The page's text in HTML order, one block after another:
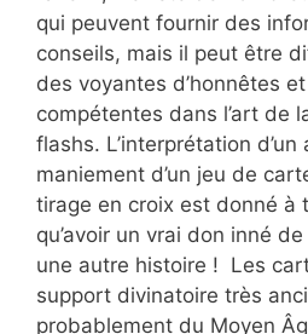
qui peuvent fournir des
conseils, mais il peut être
des voyantes d’honnêtes
compétentes dans l’art de
flashs. L’interprétation
maniement d’un jeu de
tirage en croix est donné à
qu’avoir un vrai don inné
une autre histoire ! Les
support divinatoire très
probablement du Moyen